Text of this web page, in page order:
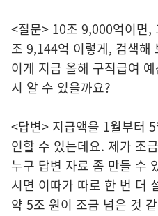
<질문> 10조 9,000억이면,
조 9,144억 이렇게, 검색해
이게 지금 올해 구직급여
시 알 수 있을까요?
<답변> 지급액을 1월부터
인할 수 있는데요. 제가 조
누구 답변 자료 좀 만들 수
시면 이따가 따로 한 번 더
약 5조 원이 조금 넘은 것